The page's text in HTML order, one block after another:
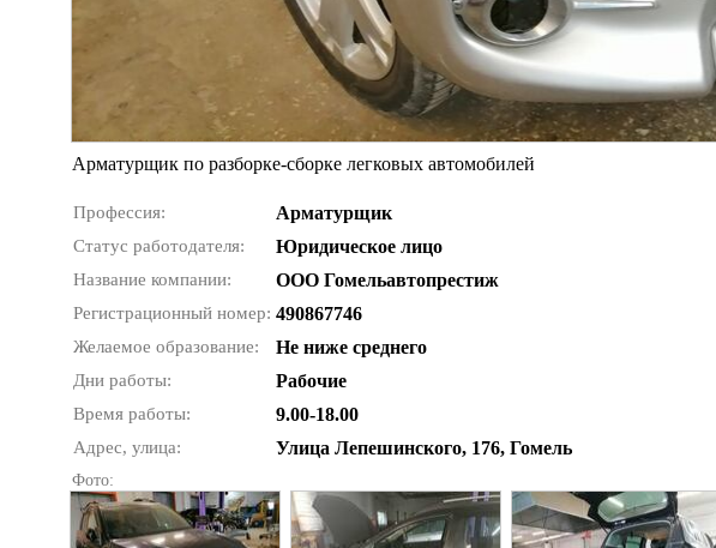
Арматурщик по разборке-сборке легковых автомобилей
Профессия: Арматурщик
Статус работодателя: Юридическое лицо
Название компании: ООО Гомельавтопрестиж
Регистрационный номер: 490867746
Желаемое образование: Не ниже среднего
Дни работы: Рабочие
Время работы: 9.00-18.00
Адрес, улица: Улица Лепешинского, 176, Гомель
Фото: